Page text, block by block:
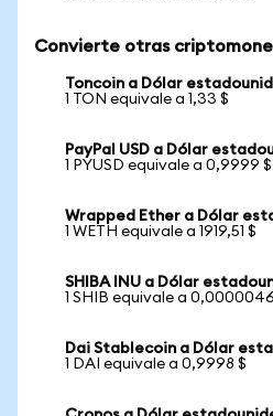
Convierte otras
Toncoin a Dólar
1 TON equivale a 1,33 $
PayPal USD a Dólar
1 PYUSD equivale a 0,9999 $
Wrapped Ether a Dólar
1 WETH equivale a 1919,51 $
SHIBA INU a Dólar
1 SHIB equivale a
Dai Stablecoin a Dólar
1 DAI equivale a 0,9998 $